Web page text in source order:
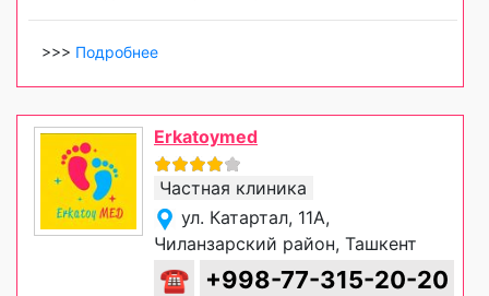
>>> Подробнее
Erkatoymed
Частная клиника
ул. Катартал, 11А,
Чиланзарский район, Ташкент
☎ +998-77-315-20-20